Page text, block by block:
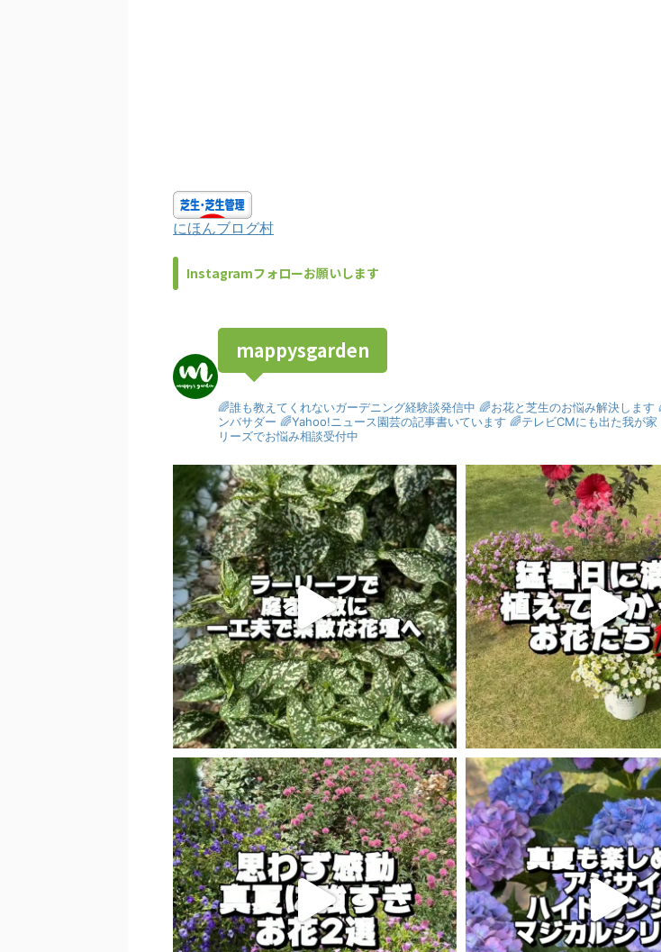
にほんブログ村
Instagramフォローお願いします
mappysgarden
🌈誰も教えてくれないガーデニング経験談発信中 🌈お花と芝生のお悩み解決します
ンバサダー 🌈Yahoo!ニュース園芸の記事書いています 🌈テレビCMにも出た我が家
リーズでお悩み相談受付中